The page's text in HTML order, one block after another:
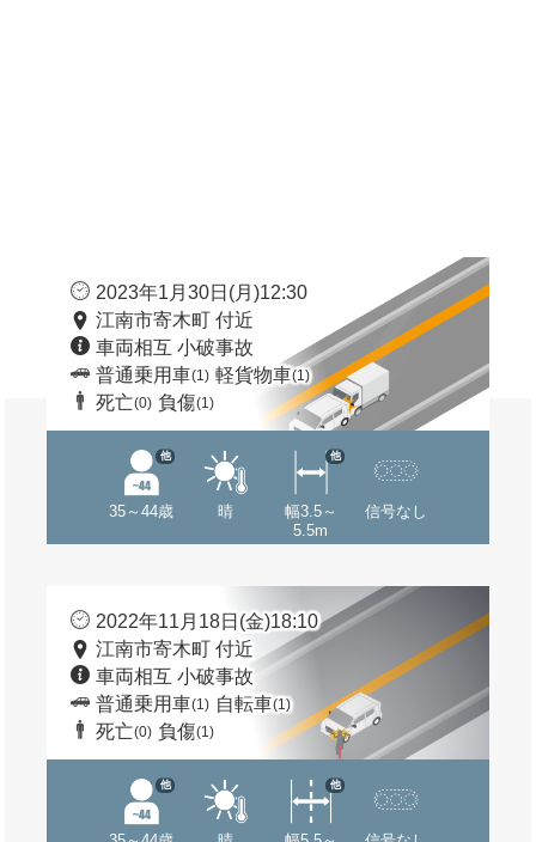
2023年1月30日(月)12:30
江南市寄木町 付近
車両相互 小破事故
普通乗用車(1) 軽貨物車(1)
死亡(0) 負傷(1)
35～44歳
他
晴
幅3.5～
5.5m
他
信号なし
2022年11月18日(金)18:10
江南市寄木町 付近
車両相互 小破事故
普通乗用車(1) 自転車(1)
死亡(0) 負傷(1)
他 他